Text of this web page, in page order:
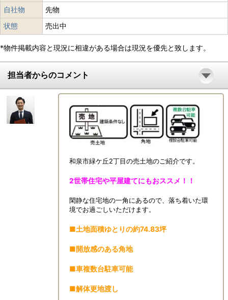
自社物
先物
状態
売出中
*物件掲載内容と現況に相違がある場合は現況を優先と致します。
担当者からのコメント
和泉市緑ケ丘2丁目の売土地のご紹介です。
2世帯住宅や平屋建てにもおススメ！！
閑静な住宅地の一角にあるので、落ち着いた環
境でお過ごしいただけます。
■土地面積ゆとりの約74.83坪
■開放感のある角地
■車複数台駐車可能
■解体更地渡し